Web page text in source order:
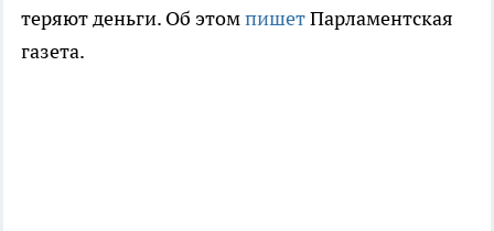
теряют деньги. Об этомпишетПарламентская
газета.